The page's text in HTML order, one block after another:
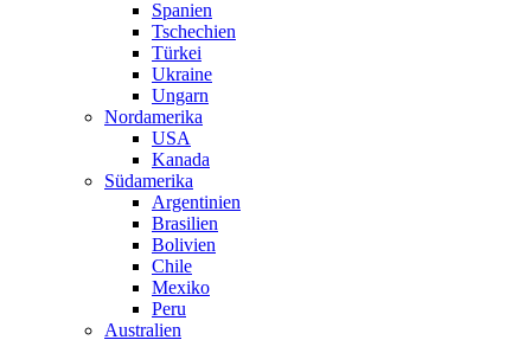
Spanien
Tschechien
Türkei
Ukraine
Ungarn
Nordamerika
USA
Kanada
Südamerika
Argentinien
Brasilien
Bolivien
Chile
Mexiko
Peru
Australien